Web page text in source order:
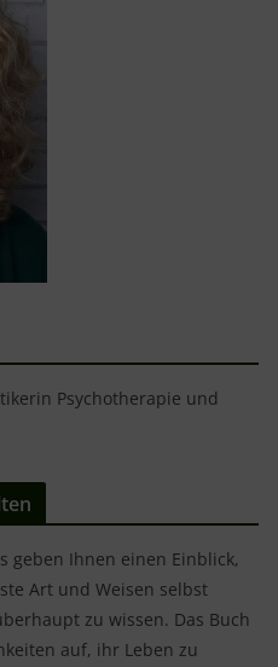
Psychotherapie und
geben Ihnen einen Einblick,
Art und Weisen selbst
zu wissen. Das Buch
auf, ihr Leben zu